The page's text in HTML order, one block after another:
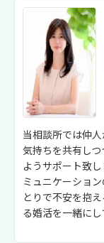
当相談所では仲
気持ちを共有し
ようサポート致
ミュニケーショ
とりで不安を抱
る婚活を一緒に